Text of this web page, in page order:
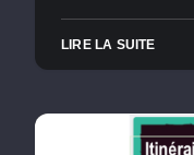
LIRE LA SUITE